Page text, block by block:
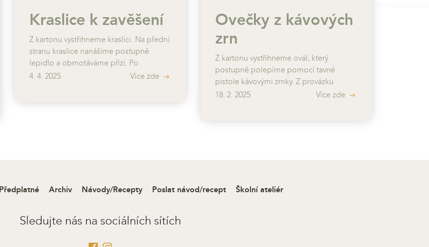
Kraslice k zavěšení
Z kartonu vystřihneme kraslici. Na přední
stranu kraslice nanášíme postupně
lepidlo a obmotáváme přízí. Po
zaschnutí si rozvrhneme umístění
4. 4. 2025 Více zde
Ovečky z kávových
zrn
Z kartonu vystřihneme ovál, který
postupně polepíme pomocí tavné
pistole kávovými zrnky. Z provázku
vytvoříme hlavičku a nohy, dolepíme oči
18. 2. 2025 Více zde
Předplatné Archiv Návody/Recepty Poslat návod/recept Školní ateliér
Sledujte nás na sociálních sítích